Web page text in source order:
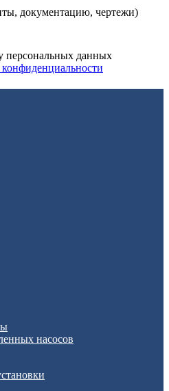
документацию, чертежи)
персональных данных
насосов